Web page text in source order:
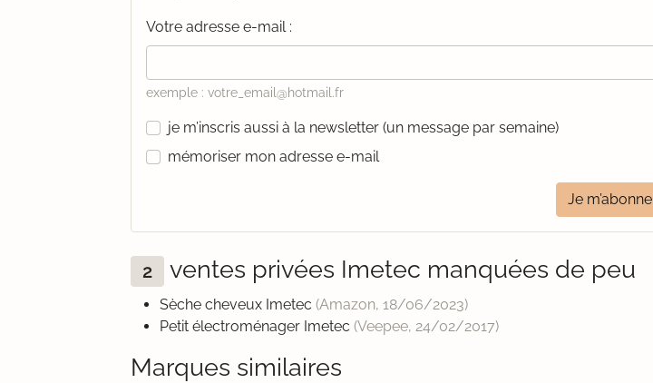
Votre adresse e-mail :
exemple : votre_email@hotmail.fr
je m’inscris aussi à la newsletter (un message par semaine)
mémoriser mon adresse e-mail
Je m’abonne
2 ventes privées Imetec manquées de peu
Sèche cheveux Imetec (Amazon, 18/06/2023)
Petit électroménager Imetec (Veepee, 24/02/2017)
Marques similaires